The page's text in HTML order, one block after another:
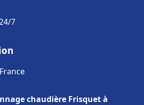
7
chaudière Frisquet à